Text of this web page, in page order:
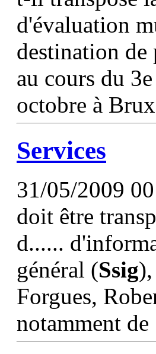
d'évaluation
destination de
au cours du
octobre à
Services
31/05/2009
doit être
d......
général (Ssig
Forgues,
notamment